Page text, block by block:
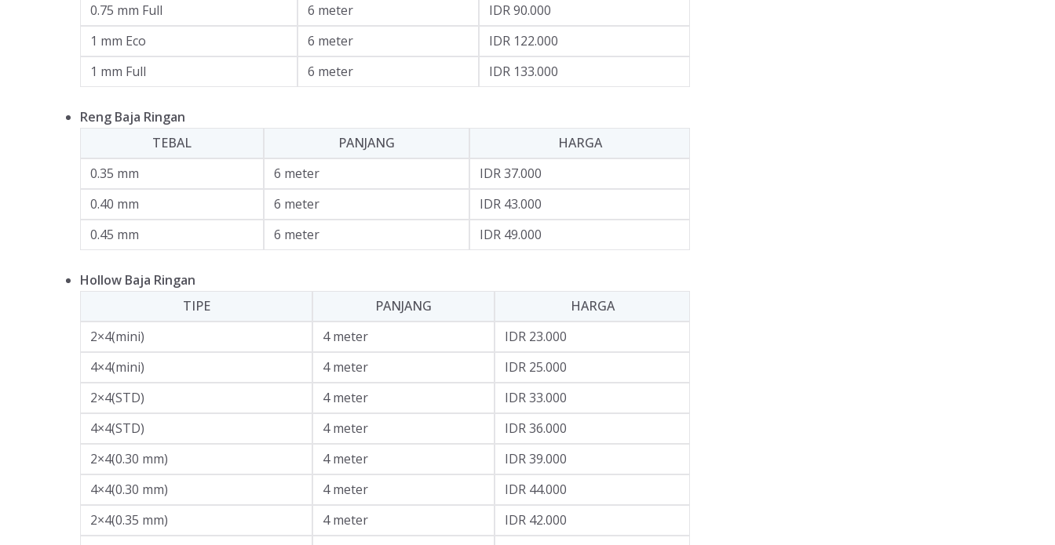
0.75 mm Full
6 meter
IDR 90.000
1 mm Eco
6 meter
IDR 122.000
1 mm Full
6 meter IDR 133.000
Reng Baja Ringan
TEBAL
PANJANG
HARGA
0.35 mm
6 meter
IDR 37.000
0.40 mm
6 meter
IDR 43.000
0.45 mm
6 meter IDR 49.000
Hollow Baja Ringan
TIPE
PANJANG
HARGA
2×4(mini)
4 meter
IDR 23.000
4×4(mini)
4 meter
IDR 25.000
2×4(STD)
4 meter
IDR 33.000
4×4(STD)
4 meter
IDR 36.000
2×4(0.30 mm)
4 meter
IDR 39.000
4×4(0.30 mm)
4 meter
IDR 44.000
2×4(0.35 mm)
4 meter
IDR 42.000